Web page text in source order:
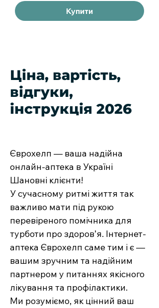
Купити
Ціна, вартість,
відгуки,
інструкція 2026
Єврохелп — ваша надійна
онлайн-аптека в Україні
Шановні клієнти!
У сучасному ритмі життя так
важливо мати під рукою
перевіреного помічника для
турботи про здоров’я. Інтернет-
аптека Єврохелп саме тим і є —
вашим зручним та надійним
партнером у питаннях якісного
лікування та профілактики.
Ми розуміємо, як цінний ваш